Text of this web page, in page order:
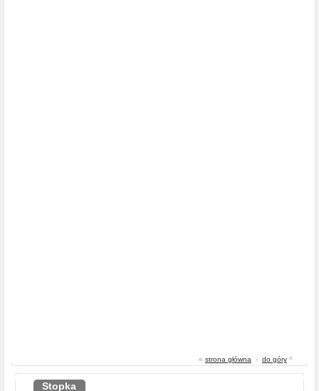
« strona główna - do góry ^
Stopka